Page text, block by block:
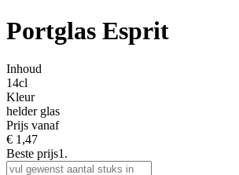
Portglas Esprit
Inhoud
14cl
Kleur
helder glas
Prijs vanaf
€ 1,47
Beste prijs1.